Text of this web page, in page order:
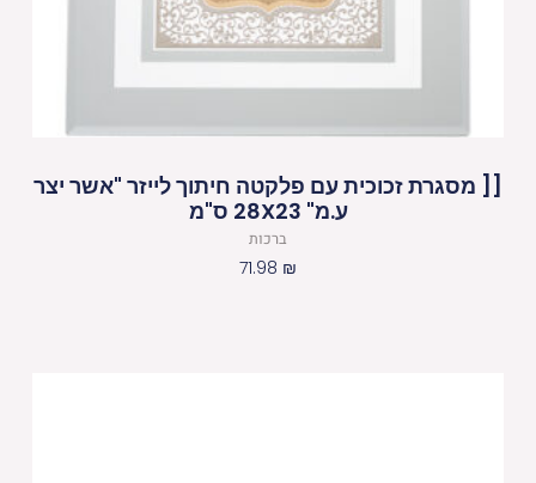
[[ מסגרת זכוכית עם פלקטה חיתוך לייזר "אשר יצר
ע.מ" 28X23 ס"מ
ברכות
71.98 ₪